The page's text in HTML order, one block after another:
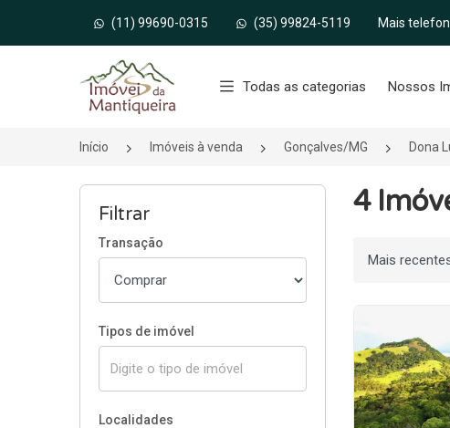
(11) 99690-0315 (35) 99824-5119 Mais
Página inicial
Todas as categorias Nossos
Início Imóveis à venda Gonçalves/MG Dona
Filtrar
Transação
Tipos de imóvel
Localidades
4
Ordenar por